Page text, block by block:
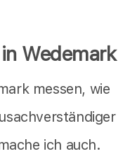
Wedemark
messen, wie
ich auch.